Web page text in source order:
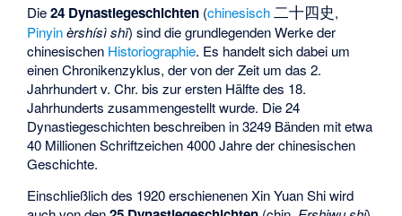
Die24 Dynastiegeschichten (chinesisch 二十四史,
Pinyin èrshísì shǐ) sind die grundlegenden Werke der
chinesischen Historiographie. Es handelt sich dabei um
einen Chronikenzyklus, der von der Zeit um das 2.
Jahrhundert v. Chr. bis zur ersten Hälfte des 18.
Jahrhunderts zusammengestellt wurde. Die 24
Dynastiegeschichten beschreiben in 3249 Bänden mit etwa
40 Millionen Schriftzeichen 4000 Jahre der chinesischen
Geschichte.
Einschließlich des 1920 erschienenenXin Yuan Shiwird